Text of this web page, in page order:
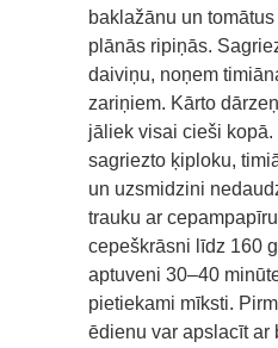
baklažānu un
plānās ripiņās.
daiviņu, noņem
zariņiem. Kārto
jāliek visai cieši
sagriezto ķiploku,
un uzsmidzini
trauku ar
cepeškrāsni līdz 160
aptuveni 30–40
pietiekami mīksti.
ēdienu var apslacīt ar